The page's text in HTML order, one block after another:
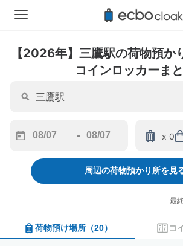
【2026年】三鷹駅の荷物預か
コインロッカーま
forward
interact
calendar
and
-
backward
to
interact
calendar
and
x 0
周辺の荷物預かり所を見
最
荷物預け場所 （20） コ